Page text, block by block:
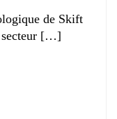
de Skift